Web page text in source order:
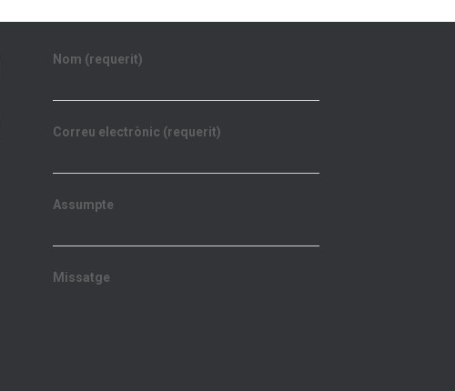
Nom (requerit)
Correu electrònic (requerit)
Assumpte
Missatge